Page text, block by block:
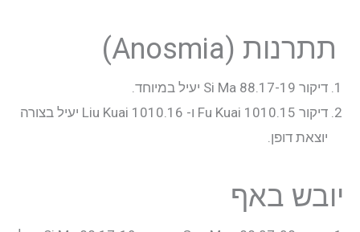
תתרנות (Anosmia)
דיקור 88.17-19 Si Ma יעיל במיוחד.
דיקור 1010.15 Fu Kuai ו- 1010.16 Liu Kuai יעיל בצורה
יוצאת דופן.
יובש באף